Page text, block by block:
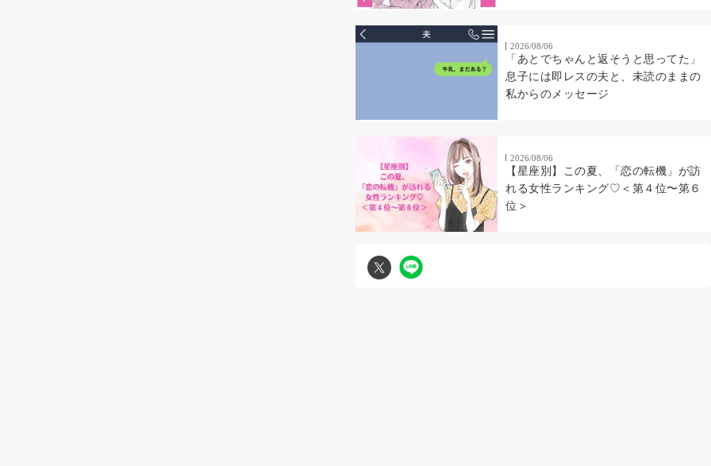
2026/08/06
「あとでちゃんと返そうと思ってた」
息子には即レスの夫と、未読のままの
私からのメッセージ
2026/08/06
【星座別】この夏、「恋の転機」が訪
れる女性ランキング♡＜第４位〜第６
位＞